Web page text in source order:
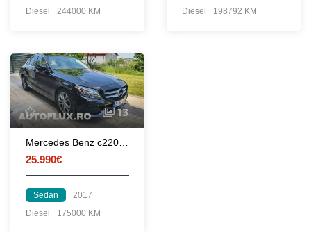
Diesel 244000 KM Diesel 198792 KM
13
25.990€
Sedan
2017
Diesel
175000 KM